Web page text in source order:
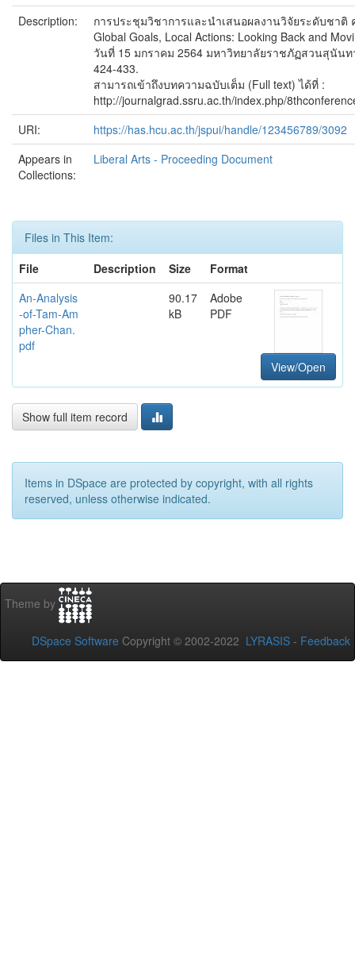
Description:
การประชุมวิชาการและนำเสนอผลงานวิจัยระดับชาติ
Global Goals, Local Actions: Looking Back and
วันที่ 15 มกราคม 2564 มหาวิทยาลัยราชภัฏสวนสุนันท
424-433.
สามารถเข้าถึงบทความฉบับเต็ม (Full text) ได้ที่ :
http://journalgrad.ssru.ac.th/index.php/
URI:
https://has.hcu.ac.th/jspui/handle/123456789/3092
Appears in
Collections:
Liberal Arts - Proceeding Document
Files in This Item:
File
Description Size
Format
An-Analysis
-of-Tam-Am
pher-Chan.
pdf
90.17
kB
Adobe
PDF
View/Open
Show full item record
Items in DSpace are protected by copyright, with all rights
reserved, unless otherwise indicated.
Theme by
DSpace Software Copyright © 2002-2022 LYRASIS - Feedback